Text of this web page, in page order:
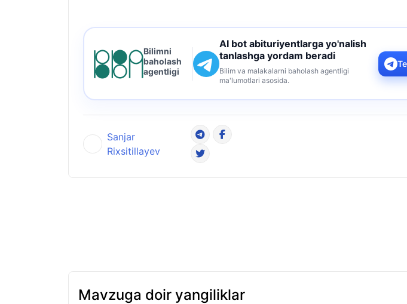
Bilimni
baholash
agentligi
AI bot abituriyentlarga yo'nalish
tanlashga yordam beradi
Bilim va malakalarni baholash agentligi
ma'lumotlari asosida.
Sanjar
Rixsitillayev
Mavzuga doir yangiliklar